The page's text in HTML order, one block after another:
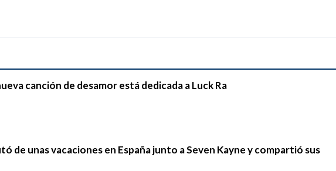
canción de desamor está dedicada a Luck Ra
de unas vacaciones en España junto a Seven Kayne y compartió sus